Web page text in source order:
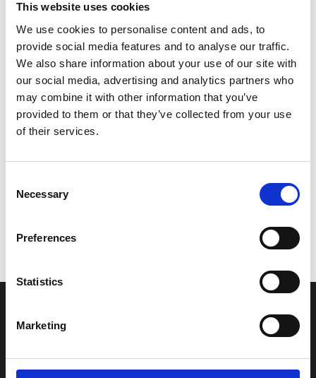
This website uses cookies
We use cookies to personalise content and ads, to
provide social media features and to analyse our traffic.
We also share information about your use of our site with
our social media, advertising and analytics partners who
may combine it with other information that you’ve
provided to them or that they’ve collected from your use
of their services.
Selection
Necessary
Preferences
Statistics
Marketing
Leveringstid er 5-6 dag(e)
Model/varenr.: F0VU417J3100
899,13 DKK
Læg i kurv
Vi oplever i øjeblikket store og hyppige prisændringer i markedet.
Derfor kan der i enkelte tilfælde være produkter, som ikke kan
INFORMATIONER
Fragt og levering